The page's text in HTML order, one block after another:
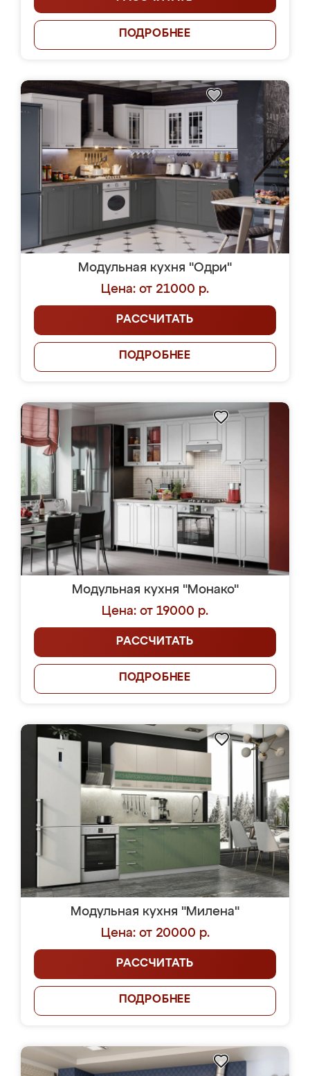
ПОДРОБНЕЕ
Модульная кухня "Одри"
Цена: от 21000 р.
РАССЧИТАТЬ
ПОДРОБНЕЕ
Модульная кухня "Монако"
Цена: от 19000 р.
РАССЧИТАТЬ
ПОДРОБНЕЕ
Модульная кухня "Милена"
Цена: от 20000 р.
РАССЧИТАТЬ
ПОДРОБНЕЕ